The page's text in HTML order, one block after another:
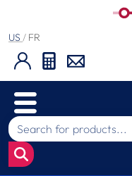
US / FR